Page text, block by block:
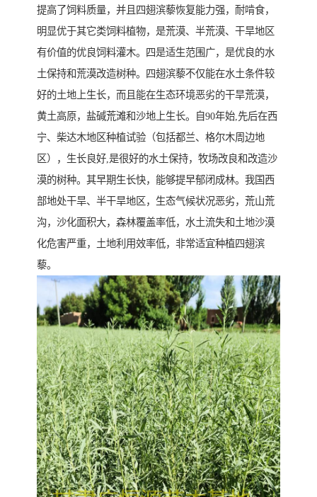
提高了饲料质量，并且四翅滨藜恢复能力强，耐啃食，
明显优于其它类饲料植物，是荒漠、半荒漠、干旱地区
有价值的优良饲料灌木。四是适生范围广，是优良的水
土保持和荒漠改造树种。四翅滨藜不仅能在水土条件较
好的土地上生长，而且能在生态环境恶劣的干旱荒漠，
黄土高原，盐碱荒滩和沙地上生长。自90年始,先后在西
宁、柴达木地区种植试验（包括都兰、格尔木周边地
区），生长良好,是很好的水土保持，牧场改良和改造沙
漠的树种。其早期生长快，能够提早郁闭成林。我国西
部地处干旱、半干旱地区，生态气候状况恶劣，荒山荒
沟，沙化面积大，森林覆盖率低，水土流失和土地沙漠
化危害严重，土地利用效率低，非常适宜种植四翅滨
藜。